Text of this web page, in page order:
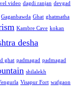
video dagdi ranjan devgad
Gaganbawda Ghat ghatmatha
Kambre Cave kokan
desha
ghat padmagad padmagad
shilalekh
Visapur Fort wafgaon